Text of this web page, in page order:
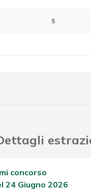
5
concorso
24 Giugno 2026